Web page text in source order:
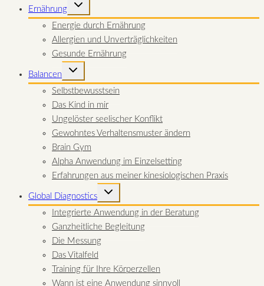
Ernährung
Energie durch Ernährung
Allergien und Unverträglichkeiten
Gesunde Ernährung
Balancen
UNTERMENÜ
Selbstbewusstsein
Das Kind in mir
Ungelöster seelischer Konflikt
Gewohntes Verhaltensmuster ändern
Brain Gym
Alpha Anwendung im Einzelsetting
Erfahrungen aus meiner kinesiologischen Praxis
Global Diagnostics
UNTERMENÜ
Integrierte Anwendung in der Beratung
Ganzheitliche Begleitung
Die Messung
Das Vitalfeld
Training für Ihre Körperzellen
Wann ist eine Anwendung sinnvoll